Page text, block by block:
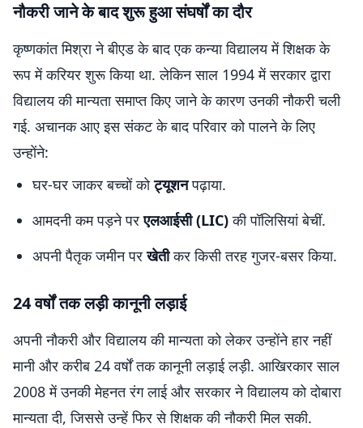
नौकरी जाने के बाद शुरू हुआ संघर्षों का दौर
कृष्णकांत मिश्रा ने बीएड के बाद एक कन्या विद्यालय में शिक्षक के
रूप में करियर शुरू किया था. लेकिन साल 1994 में सरकार द्वारा
विद्यालय की मान्यता समाप्त किए जाने के कारण उनकी नौकरी चली
गई. अचानक आए इस संकट के बाद परिवार को पालने के लिए
उन्होंने:
घर-घर जाकर बच्चों कोट्यूशनपढ़ाया.
आमदनी कम पड़ने परएलआईसी (LIC)की पॉलिसियां बेचीं.
अपनी पैतृक जमीन परखेतीकर किसी तरह गुजर-बसर किया.
24 वर्षों तक लड़ी कानूनी लड़ाई
अपनी नौकरी और विद्यालय की मान्यता को लेकर उन्होंने हार नहीं
मानी और करीब 24 वर्षों तक कानूनी लड़ाई लड़ी. आखिरकार साल
2008 में उनकी मेहनत रंग लाई और सरकार ने विद्यालय को दोबारा
मान्यता दी, जिससे उन्हें फिर से शिक्षक की नौकरी मिल सकी.